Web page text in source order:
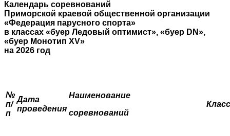
Календарь соревнований
Приморской краевой общественной организации
«Федерация парусного спорта»
в классах «буер Ледовый оптимист», «буер DN»,
«буер Монотип XV»
на 2026 год
№
п/
п
Дата
проведения
Наименование
соревнований
Класс